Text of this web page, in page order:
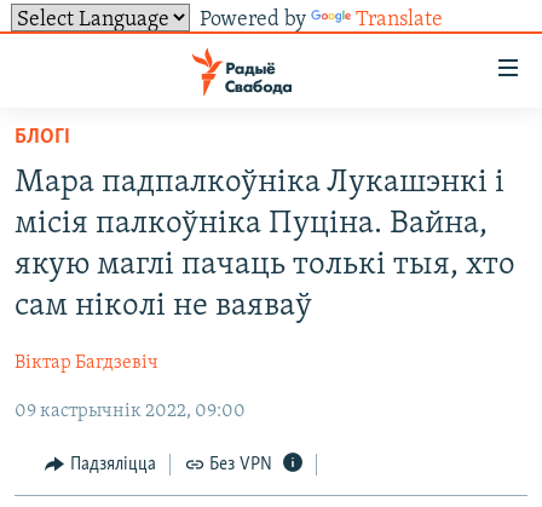
Powered by Translate
ўнівэрсальнага
доступу
Перайсьці
да
галоўнага
зьместу
Перайсьці
да
галоўнай
навігацыі
Перайсьці
пошуку
УСЕ НАВІНЫ
ЭКАНОМІКА
ВАЙНА
БЕЛАРУСЫ НА ВАЙНЕ
ТОЛЬКІ НА СВАБОДЗЕ
ПАДКАСТЫ
КНІГІ
АЎДЫЁКНІГІ
АБЫСЬЦІ БЛЯКАВАНЬНЕ
ПАДПІСАЦЦА
ПАДКАСТЫ
FACEBOOK
TWITTER
САЧЫЦЕ ЗА АБНАЎЛЕНЬНЯМІ
БЛОГІ
Мара падпалкоўніка Лукашэнкі і
місія палкоўніка Пуціна. Вайна,
якую маглі пачаць толькі тыя, хто
сам ніколі не ваяваў
Віктар Багдзевіч
09 кастрычнік 2022, 09:00
Падзяліцца Без VPN